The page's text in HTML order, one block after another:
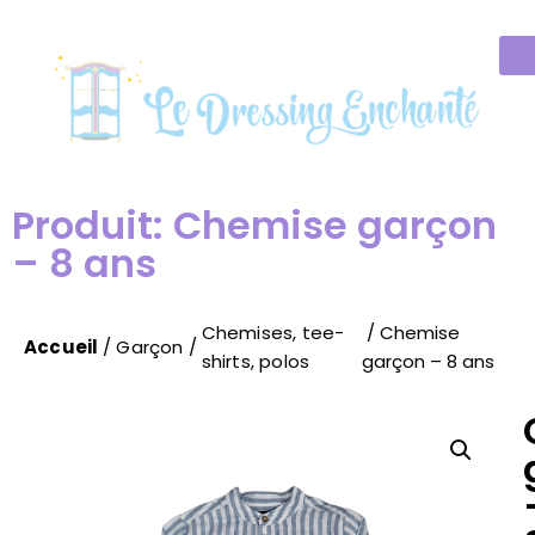
Produit: Chemise garçon
– 8 ans
Accueil /Garçon /
Chemises, tee-
shirts, polos
/ Chemise
garçon – 8 ans